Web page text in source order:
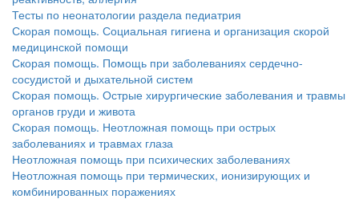
Тесты по неонатологии раздела педиатрия
Скорая помощь. Социальная гигиена и организация скорой
медицинской помощи
Скорая помощь. Помощь при заболеваниях сердечно-
сосудистой и дыхательной систем
Скорая помощь. Острые хирургические заболевания и травмы
органов груди и живота
Скорая помощь. Неотложная помощь при острых
заболеваниях и травмах глаза
Неотложная помощь при психических заболеваниях
Неотложная помощь при термических, ионизирующих и
комбинированных поражениях